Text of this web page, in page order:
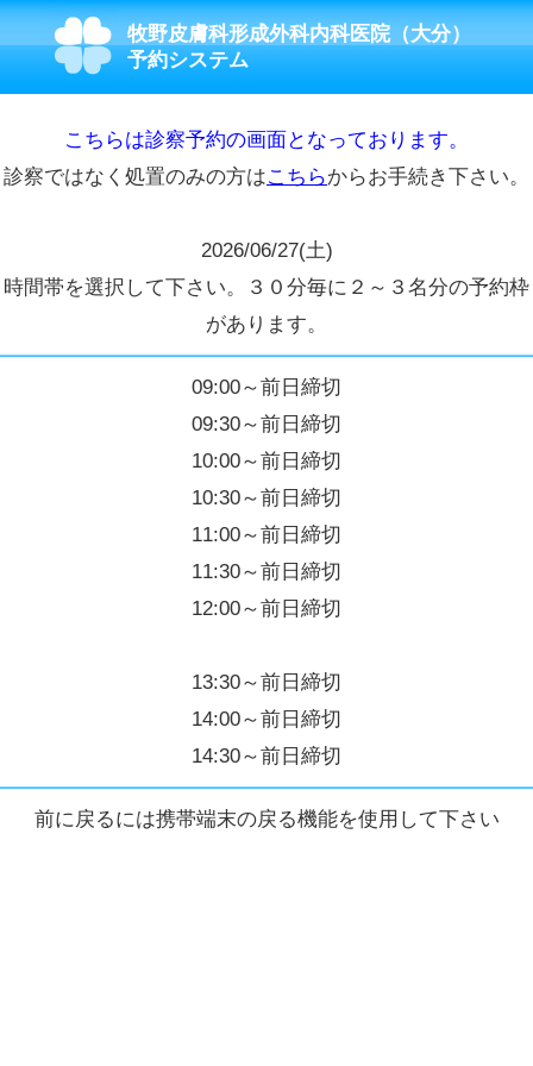
牧野皮膚科形成外科内科医院（大分）
予約システム
こちらは診察予約の画面となっております。
診察ではなく処置のみの方はこちらからお手続き下さい。
2026/06/27(土)
時間帯を選択して下さい。３０分毎に２～３名分の予約枠
があります。
09:00～前日締切
09:30～前日締切
10:00～前日締切
10:30～前日締切
11:00～前日締切
11:30～前日締切
12:00～前日締切
13:30～前日締切
14:00～前日締切
14:30～前日締切
前に戻るには携帯端末の戻る機能を使用して下さい